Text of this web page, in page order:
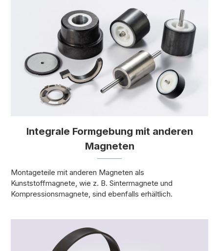
Integrale Formgebung mit anderen
Magneten
Montageteile mit anderen Magneten als
Kunststoffmagnete, wie z. B. Sintermagnete und
Kompressionsmagnete, sind ebenfalls erhältlich.